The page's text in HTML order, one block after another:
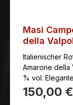
Masi
della
Italienischer
Amarone della
% vol.
rundes
150,00 €